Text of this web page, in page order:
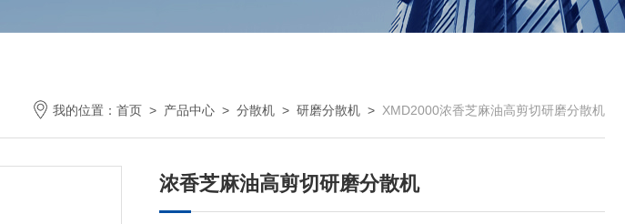
我的位置： 首页 > 产品中心 > 分散机 > 研磨分散机 > XMD2000浓香芝麻油高剪切研磨分散机
浓香芝麻油高剪切研磨分散机